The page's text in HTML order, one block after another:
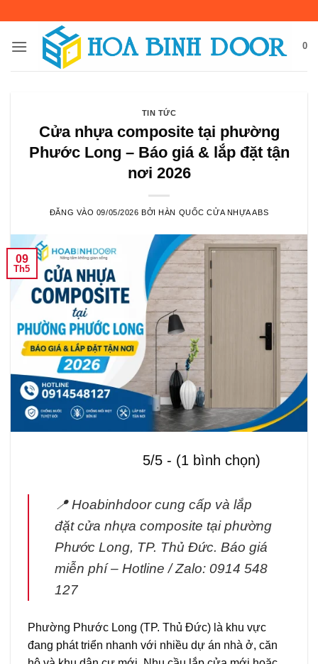
nội
0
TIN TỨC
Cửa nhựa composite tại phường
Phước Long – Báo giá & lắp đặt tận
nơi 2026
ĐĂNG VÀO 09/05/2026 BỞIHÀN QUỐC CỬA NHỰA ABS
09
Th5
5/5 - (1 bình chọn)
📍 Hoabinhdoor cung cấp và lắp
đặt cửa nhựa composite tại phường
Phước Long, TP. Thủ Đức. Báo giá
miễn phí – Hotline / Zalo: 0914 548
127
Phường Phước Long (TP. Thủ Đức) là khu vực
đang phát triển nhanh với nhiều dự án nhà ở, căn